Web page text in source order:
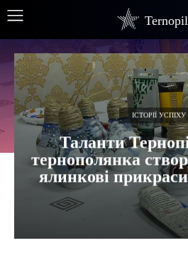
ІСТОРІЇ УСПІХУ
Таланти
тернополянка
ялинкові